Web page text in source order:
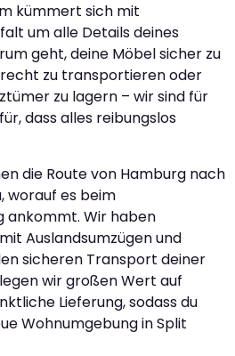
kümmert sich mit
um alle Details deines
geht, deine Möbel sicher zu
zu transportieren oder
zu lagern – wir sind für
dass alles reibungslos
die Route von Hamburg nach
worauf es beim
ankommt. Wir haben
Auslandsumzügen und
sicheren Transport deiner
wir großen Wert auf
Lieferung, sodass du
Wohnumgebung in Split